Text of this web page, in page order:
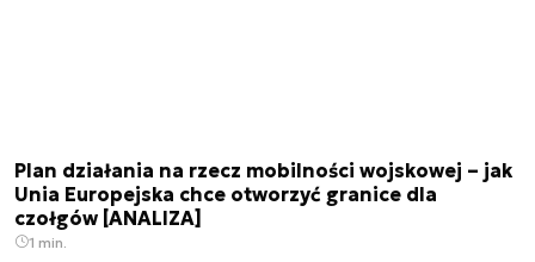
Plan działania na rzecz mobilności wojskowej – jak
Unia Europejska chce otworzyć granice dla
czołgów [ANALIZA]
1 min.